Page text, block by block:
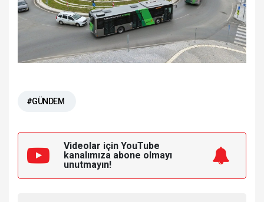
#GÜNDEM
Videolar için YouTube
kanalımıza abone olmayı
unutmayın!